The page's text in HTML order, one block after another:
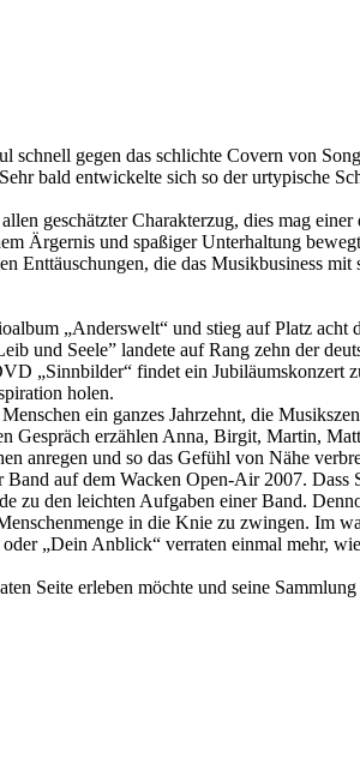
gegen das schlichte Covern von
bald entwickelte sich so der urtypische
geschätzter Charakterzug, dies mag
Ärgernis und spaßiger Unterhaltung
die das Musikbusiness
„Anderswelt“ und stieg auf Platz
und Seele” landete auf Rang zehn der
„Sinnbilder“ findet ein
holen.
ein ganzes Jahrzehnt, die
erzählen Anna, Birgit, Martin,
anregen und so das Gefühl von Nähe
auf dem Wacken Open-Air 2007. Dass
zu den leichten Aufgaben einer Band.
in die Knie zu zwingen. Im
„Dein Anblick“ verraten einmal mehr,
Seite erleben möchte und seine